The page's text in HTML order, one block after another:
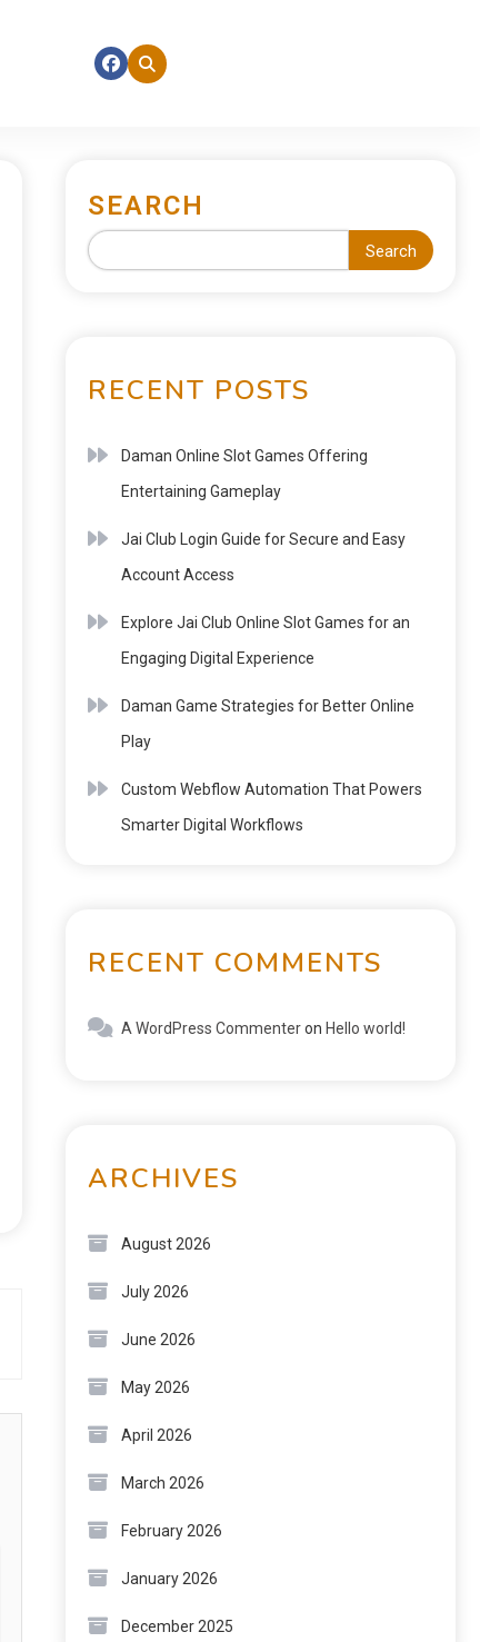
SEARCH
Search
RECENT POSTS
Daman Online Slot Games Offering
Entertaining Gameplay
Jai Club Login Guide for Secure and Easy
Account Access
Explore Jai Club Online Slot Games for an
Engaging Digital Experience
Daman Game Strategies for Better Online
Play
Custom Webflow Automation That Powers
Smarter Digital Workflows
RECENT COMMENTS
A WordPress Commenteron Hello world!
ARCHIVES
August 2026
July 2026
June 2026
May 2026
April 2026
March 2026
February 2026
January 2026
December 2025